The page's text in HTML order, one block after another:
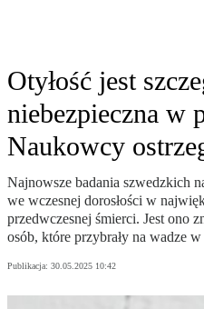
Otyłość jest
niebezpieczna w
Naukowcy
Najnowsze badania szwedzkich
we wczesnej dorosłości w
przedwczesnej śmierci. Jest ono
osób, które przybrały na wadze
Publikacja: 30.05.2025 10:42